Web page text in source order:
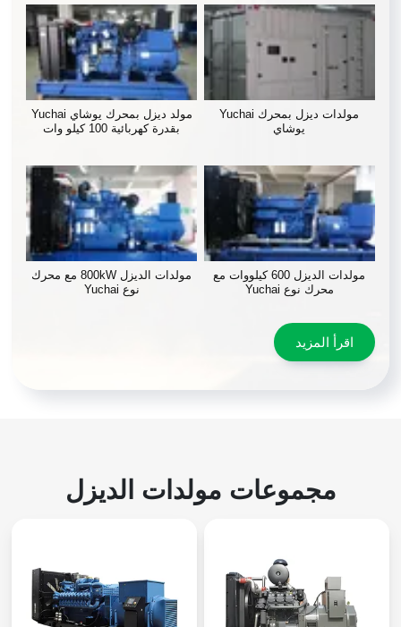
مولدات ديزل بمحرك Yuchai
يوشاي
مولد ديزل بمحرك يوشاي Yuchai
بقدرة كهربائية 100 كيلو وات
مولدات الديزل 600 كيلووات مع
محرك نوع Yuchai
مولدات الديزل 800kW مع محرك
نوع Yuchai
اقرأ المزيد
مجموعات مولدات الديزل